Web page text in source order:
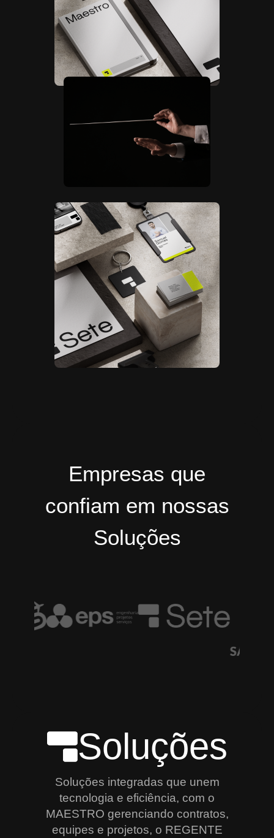
Empresas que
confiam em nossas
Soluções
Soluções
Soluções integradas que unem
tecnologia e eficiência, com o
MAESTRO gerenciando contratos,
equipes e projetos, o REGENTE